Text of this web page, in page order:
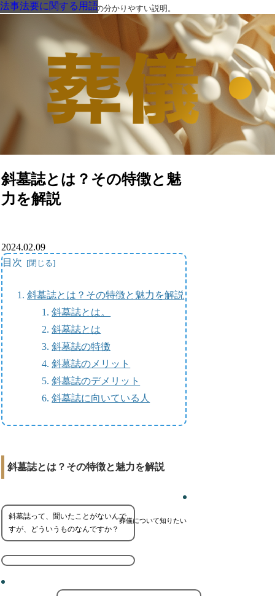
葬儀・葬式・法要についての分かりやすい説明。
斜墓誌とは？その特徴と魅
力を解説
法事法要に関する用語
2024.02.09
目次
斜墓誌とは？その特徴と魅力を解説
斜墓誌とは。
斜墓誌とは
斜墓誌の特徴
斜墓誌のメリット
斜墓誌のデメリット
斜墓誌に向いている人
斜墓誌とは？その特徴と魅力を解説
葬儀について知りたい
斜墓誌って、聞いたことがないんで
すが、どういうものなんですか？
法事法要に関する用語
法事法要に関する用語
法事法要に関する用語
法事法要に関する用語
法事法要に関する用語
法事法要に関する用語